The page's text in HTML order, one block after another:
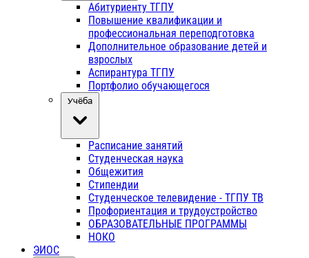
Абитуриенту ТГПУ
Повышение квалификации и
профессиональная переподготовка
Дополнительное образование детей и
взрослых
Аспирантура ТГПУ
Портфолио обучающегося
Учёба
Расписание занятий
Студенческая наука
Общежития
Стипендии
Студенческое телевидение - ТГПУ ТВ
Профориентация и трудоустройство
ОБРАЗОВАТЕЛЬНЫЕ ПРОГРАММЫ
НОКО
ЭИОС